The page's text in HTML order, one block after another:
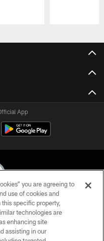
App
All Rights Reserved
USE
you are agreeing to
use of cookies and
specific property,
technologies are
enhancing site
assisting in our